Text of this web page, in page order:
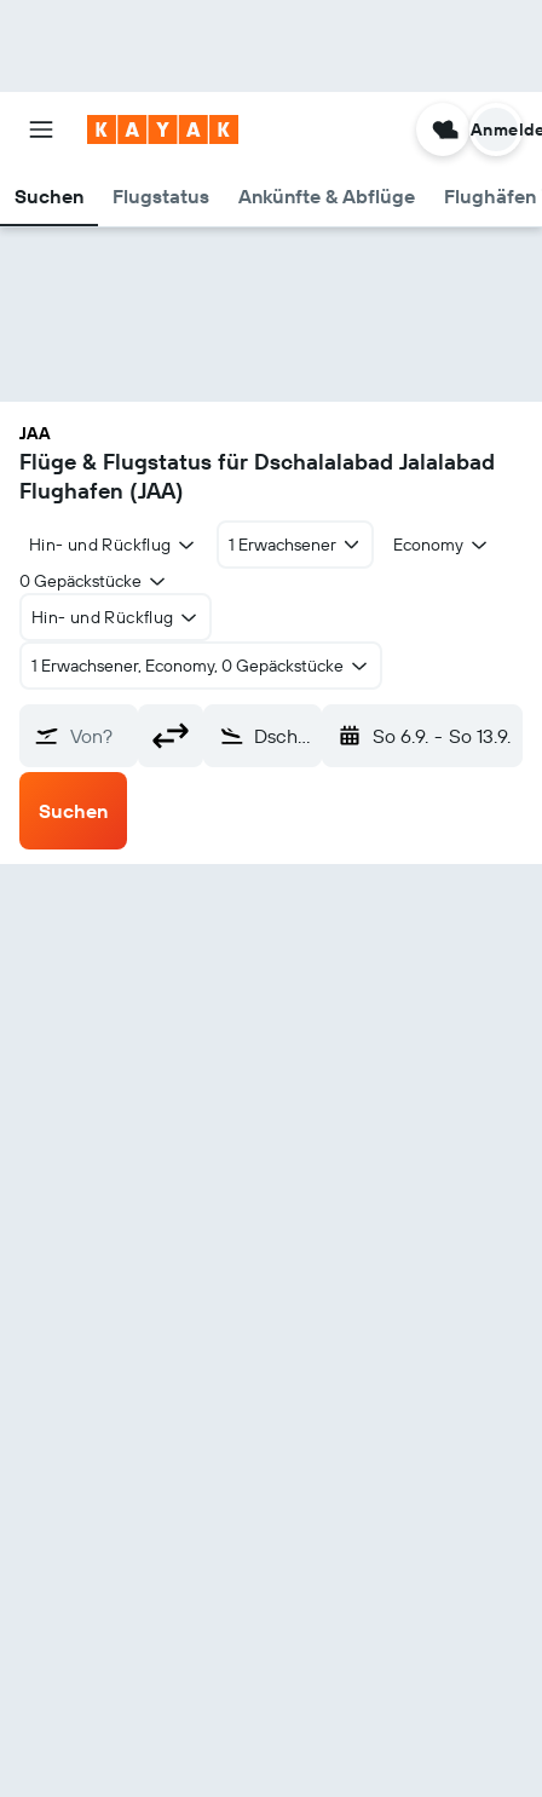
Suchen Flugstatus Ankünfte & Abflüge Flughäfen
JAA
Flüge & Flugstatus für Dschalalabad Jalalabad
Flughafen (JAA)
Hin- und Rückflug 1 Erwachsener
Economy
0 Gepäckstücke
Hin- und Rückflug
1 Erwachsener, Economy, 0 Gepäckstücke
Von? Dschalalabad Jalalabad (JAA) So 6.9. - So 13.9.
Suchen